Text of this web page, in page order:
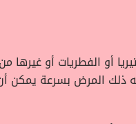
أو الفطريات أو
ذلك المرض بسرعة